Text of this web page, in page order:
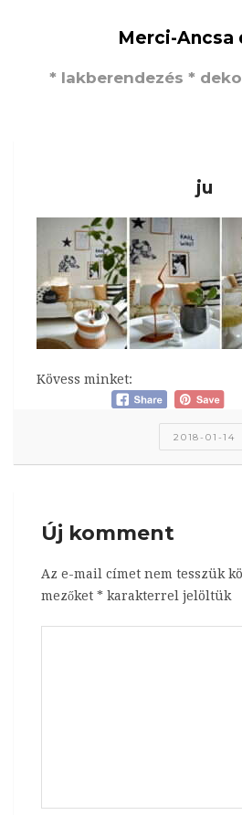
Merci-Ancsa
* lakberendezés *
ju
Kövess minket:
2018-01-14
Új komment
Az e-mail címet nem tesszük
mezőket * karakterrel jelöltük